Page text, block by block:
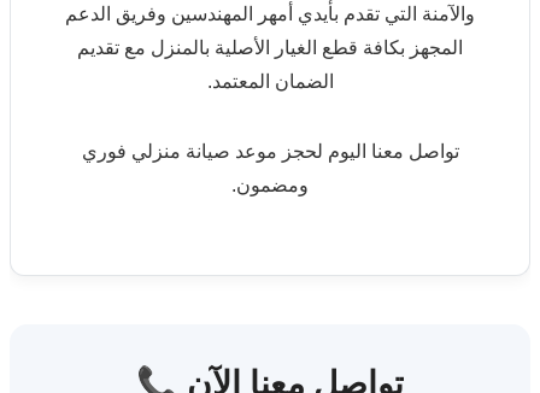
والآمنة التي تقدم بأيدي أمهر المهندسين وفريق الدعم
المجهز بكافة قطع الغيار الأصلية بالمنزل مع تقديم
الضمان المعتمد.
تواصل معنا اليوم لحجز موعد صيانة منزلي فوري
ومضمون.
📞 تواصل معنا الآن